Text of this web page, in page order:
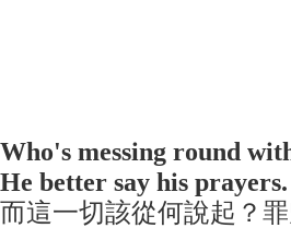
Who's messing round
He better say his prayers.
而這一切該從何說起？